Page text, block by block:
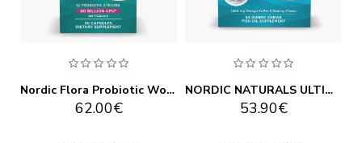
Nordic Flora Probiotic Women's Balance 30 caps
62.00€
NORDIC NATURALS ULTIMATE OMEGA GUMMY 54
53.90€